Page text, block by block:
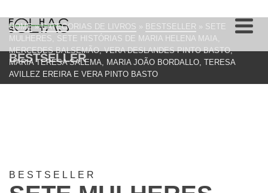
BESTSELLER
HOME » CATEGORIAS DE LIVROS » BESTSELLER » SETE
MULHERES, SETE HISTÓRIAS DE MARIA HELENA MAIA,
MERCEDES BALSEMÃO, VERA DESLANDES PINTO BASTO,
MARIA TERESA SALEMA, MARIA JOÃO BORDALLO, TERESA
AVILLEZ EREIRA E VERA PINTO BASTO
BESTSELLER